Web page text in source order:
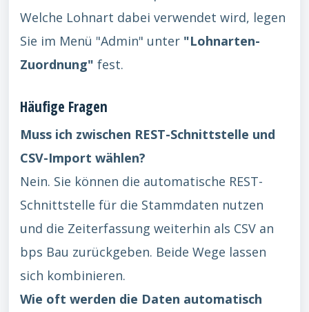
Welche Lohnart dabei verwendet wird, legen
Sie im Menü "Admin" unter "Lohnarten-
Zuordnung" fest.
Häufige Fragen
Muss ich zwischen REST-Schnittstelle und
CSV-Import wählen?
Nein. Sie können die automatische REST-
Schnittstelle für die Stammdaten nutzen
und die Zeiterfassung weiterhin als CSV an
bps Bau zurückgeben. Beide Wege lassen
sich kombinieren.
Wie oft werden die Daten automatisch